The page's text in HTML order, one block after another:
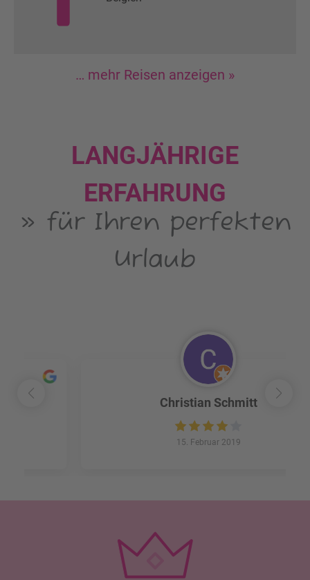
… mehr Reisen anzeigen »
LANGJÄHRIGE
ERFAHRUNG
» für Ihren perfekten
Urlaub
Christian Schmitt
15. Februar 2019